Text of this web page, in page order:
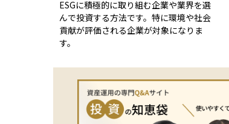
けに「責任投資原則（PRI）」を提唱した
ことをきっかけに広まりました。ESG要
素を投資プロセスに組み込むことで、長
期的なリスクを抑えながら持続可能なリ
やブランド価値の向上につながるため、
将来的な成長性や安定性の面で投資家の
関心を集めています。
ESGに積極的に取り組む企業や業界を選
んで投資する方法です。特に環境や社会
貢献が評価される企業が対象になりま
す。